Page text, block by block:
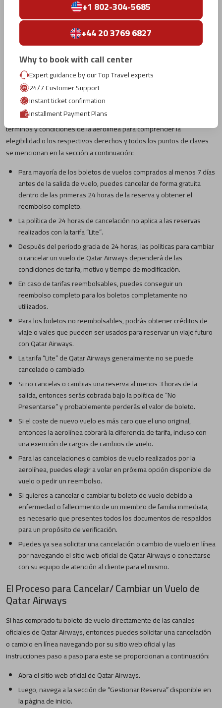
Después de completar los pasos mencionados anteriormente,
recibirás un mensaje de confirmación junto con los detalles de
vuelo a través de un correo electrónico o texto.
Las Políticas para Cancelar / Cambiar un Vuelo de
Qatar Airways
Después de realizar una reserva de vuelo con Qatar Airways, hay
tiempo cuando los pasajeros necesitan a cancelar o cambiar sus
itinerarios de viaje debido a las circunstancias imprevistas. Por lo
tanto, bajo tal situación, lo es necesario que tengas en cuenta los
términos y condiciones de la aerolínea para comprender la
elegibilidad o los respectivos derechos y todos los puntos de claves
se mencionan en la sección a continuación:
Para mayoría de los boletos de vuelos comprados al menos 7 días
antes de la salida de vuelo, puedes cancelar de forma gratuita
dentro de las primeras 24 horas de la reserva y obtener el
reembolso completo.
La política de 24 horas de cancelación no aplica a las reservas
realizados con la tarifa “Lite”.
Después del periodo gracia de 24 horas, las políticas para cambiar
o cancelar un vuelo de Qatar Airways dependerá de las
condiciones de tarifa, motivo y tiempo de modificación.
En caso de tarifas reembolsables, puedes conseguir un
reembolso completo para los boletos completamente no
utilizados.
Para los boletos no reembolsables, podrás obtener créditos de
viaje o vales que pueden ser usados para reservar un viaje futuro
con Qatar Airways.
La tarifa “Lite” de Qatar Airways generalmente no se puede
cancelado o cambiado.
Si no cancelas o cambias una reserva al menos 3 horas de la
salida, entonces serás cobrada bajo la política de “No
Presentarse” y probablemente perderás el valor de boleto.
Si el coste de nuevo vuelo es más caro que el uno original,
entonces la aerolínea cobrará la diferencia de tarifa, incluso con
una exención de cargos de cambios de vuelo.
Para las cancelaciones o cambios de vuelo realizados por la
aerolínea, puedes elegir a volar en próxima opción disponible de
vuelo o pedir un reembolso.
Si quieres a cancelar o cambiar tu boleto de vuelo debido a
enfermedad o fallecimiento de un miembro de familia inmediata,
es necesario que presentes todos los documentos de respaldos
para un propósito de verificación.
Puedes ya sea solicitar una cancelación o cambio de vuelo en línea
por navegando el sitio web oficial de Qatar Airways o conectarse
con su equipo de atención al cliente para el mismo.
El Proceso para Cancelar/ Cambiar un Vuelo de
Qatar Airways
Si has comprado tu boleto de vuelo directamente de las canales
oficiales de Qatar Airways, entonces puedes solicitar una cancelación
o cambio en línea navegando por su sitio web oficial y las
instrucciones paso a paso para este se proporcionan a continuación:
Abra el sitio web oficial de Qatar Airways.
Luego, navega a la sección de “Gestionar Reserva” disponible en
la página de inicio.
+1 802-304-5685
+44 20 3769 6827
Why to book with call center
Expert guidance by our Top Travel experts
24/7 Customer Support
Instant ticket confirmation
Installment Payment Plans